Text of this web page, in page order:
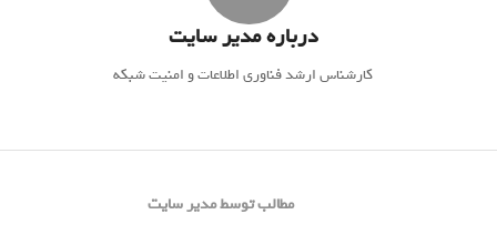
دربارهمدیر سایت
کارشناس ارشد فناوری اطلاعات و امنیت شبکه
مطالب توسط مدیر سایت